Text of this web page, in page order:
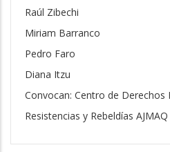
Raúl Zibechi
Miriam Barranco
Pedro Faro
Diana Itzu
Convocan: Centro de Derechos
Resistencias y Rebeldías